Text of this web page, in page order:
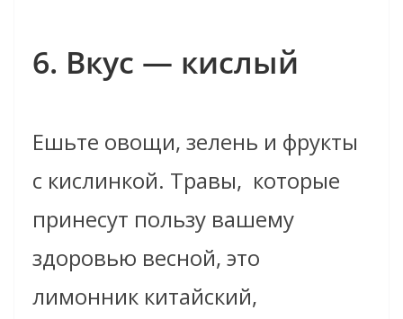
6. Вкус — кислый
Ешьте овощи, зелень и фрукты
с кислинкой. Травы, которые
принесут пользу вашему
здоровью весной, это
лимонник китайский,